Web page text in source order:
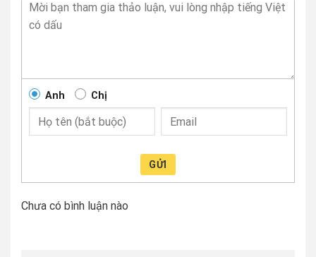
Anh Chị
GỬI
Chưa có bình luận nào